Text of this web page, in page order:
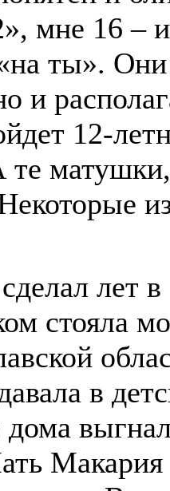
мне 16 –
ты».
и
12-
те
лет
стояла
в
дома